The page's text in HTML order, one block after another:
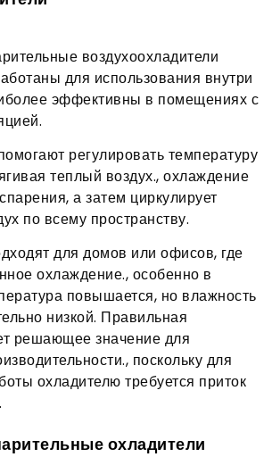
воздухоохладители
для использования внутри
эффективны в помещениях с
регулировать температуру
теплый воздух., охлаждение
а затем циркулирует
по всему пространству.
для домов или офисов, где
охлаждение., особенно в
повышается, но влажность
низкой. Правильная
решающее значение для
поскольку для
охладителю требуется приток
охладители